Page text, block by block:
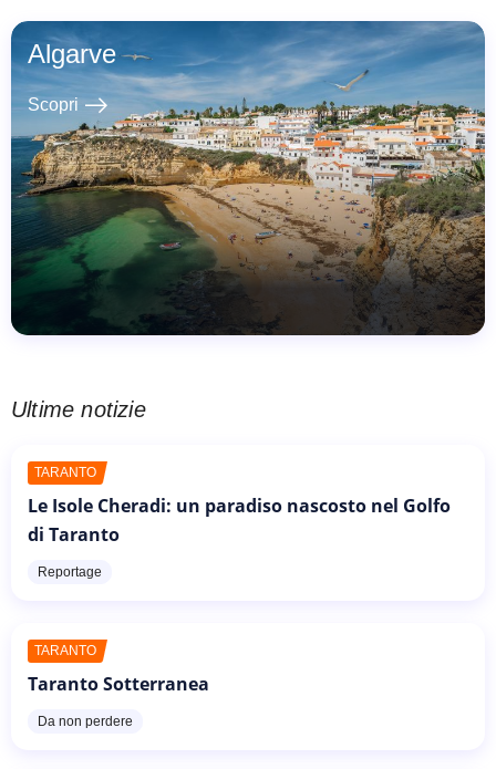
Algarve
Scopri east
Ultime notizie
TARANTO
Le Isole Cheradi: un paradiso nascosto nel Golfo
di Taranto
Reportage
TARANTO
Taranto Sotterranea
Da non perdere